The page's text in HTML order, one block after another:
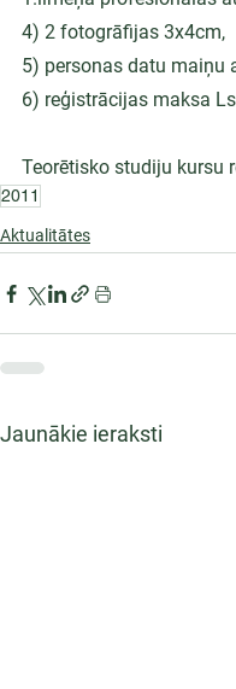
4) 2 fotogrāfijas 3x4cm,
5) personas datu maiņu
6) reģistrācijas maksa
Teorētisko studiju kursu
2011
Aktualitātes
Jaunākie ieraksti